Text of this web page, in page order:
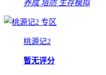
养成 塔防 生存模拟
专区
桃源记2
暂无评分